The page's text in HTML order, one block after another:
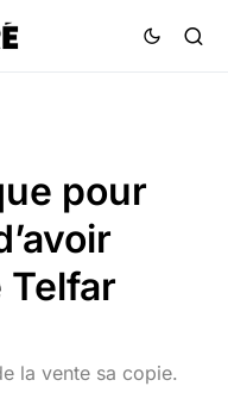
pour
Telfar
la vente sa copie.